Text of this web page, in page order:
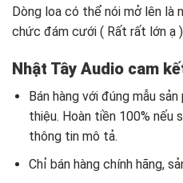
Dòng loa có thể nói mở lên
chức đám cưới ( Rất rất lớn ạ
Nhật Tây Audio cam
Bán hàng với đúng mẫu
thiệu. Hoàn tiền 100% nếu
thông tin mô tả.
Chỉ bán hàng chính hãng,